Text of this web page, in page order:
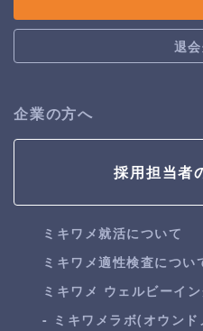
退
企業の方へ
採用担当者
ミキワメ就活について
ミキワメ適性検査につい
ミキワメ ウェルビーイ
- ミキワメラボ(オウンド